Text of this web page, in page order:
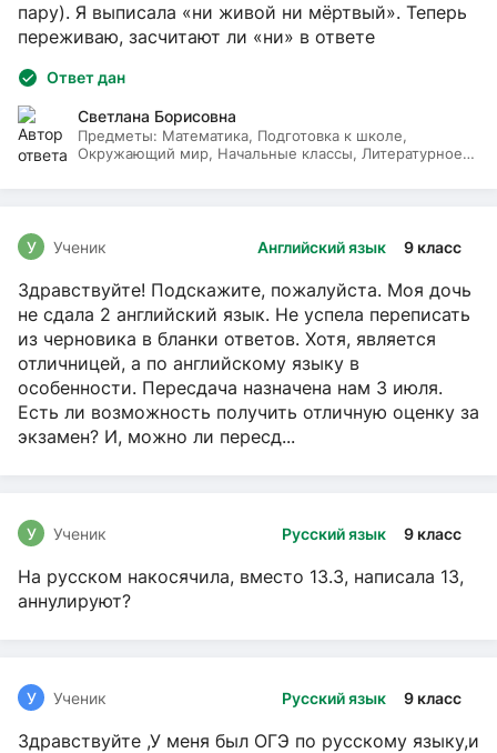
пару). Я выписала «ни живой ни мёртвый». Теперь
переживаю, засчитают ли «ни» в ответе
Ответ дан
Светлана Борисовна
Предметы: Математика, Подготовка к школе,
Окружающий мир, Начальные классы, Литературное
Английский язык 9 класс
У Ученик
Здравствуйте! Подскажите, пожалуйста. Моя дочь
не сдала 2 английский язык. Не успела переписать
из черновика в бланки ответов. Хотя, является
отличницей, а по английскому языку в
особенности. Пересдача назначена нам 3 июля.
Есть ли возможность получить отличную оценку за
экзамен? И, можно ли пересд...
Русский язык 9 класс
У Ученик
На русском накосячила, вместо 13.3, написала 13,
аннулируют?
Русский язык 9 класс
У Ученик
Здравствуйте ,У меня был ОГЭ по русскому языку,и